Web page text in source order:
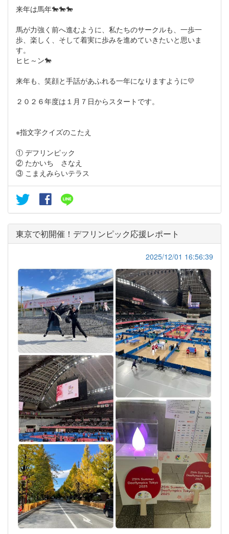
来年は馬年🐎🐎🐎
馬が力強く前へ進むように、私たちのサークルも、一歩一
歩、楽しく、そして着実に歩みを進めていきたいと思いま
す。
ヒヒ～ン🐎
来年も、笑顔と手話があふれる一年になりますように💛
２０２６年度は１月７日からスタートです。
※指文字クイズのこたえ
① デフリンピック
② たかいち さなえ
③ こまえみらいテラス
東京で初開催！デフリンピック応援レポート
2025/12/01 16:56:39